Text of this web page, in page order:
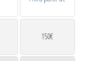
150€